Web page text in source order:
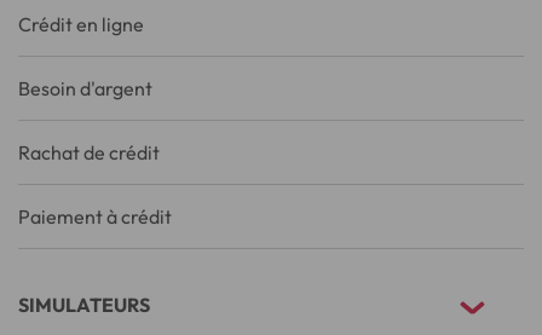
Crédit en ligne
Besoin d'argent
Rachat de crédit
Paiement à crédit
SIMULATEURS